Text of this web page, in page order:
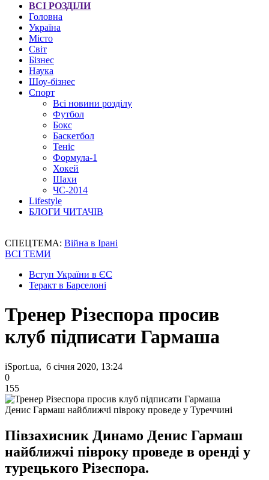
ВСІ РОЗДІЛИ
Головна
Україна
Місто
Світ
Бізнес
Наука
Шоу-бізнес
Спорт
Всі новини розділу
Футбол
Бокс
Баскетбол
Теніс
Формула-1
Хокей
Шахи
ЧС-2014
Lifestyle
БЛОГИ ЧИТАЧІВ
СПЕЦТЕМА: Війна в Ірані
ВСІ ТЕМИ
Вступ України в ЄС
Теракт в Барселоні
Тренер Різеспора просив
клуб підписати Гармаша
iSport.ua, 6 січня 2020, 13:24
0
155
Денис Гармаш найближчі півроку проведе у Туреччині
Півзахисник Динамо Денис Гармаш
найближчі півроку проведе в оренді у
турецького Різеспора.